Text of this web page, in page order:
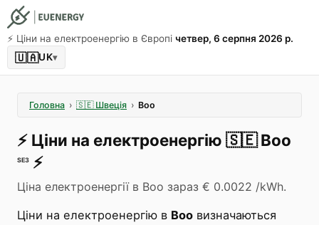
⚡️ Ціни на електроенергію в Європі четвер, 6 серпня 2026 р.
🇺🇦UK▾
Головна › 🇸🇪 Швеція › Boo
⚡️ Ціни на електроенергію 🇸🇪 Boo
SE3 ⚡️
Ціна електроенергії в Boo зараз € 0.0022 /kWh.
Ціни на електроенергію в Boo визначаються